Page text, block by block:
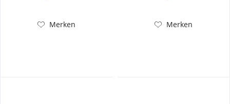
Merken Merken